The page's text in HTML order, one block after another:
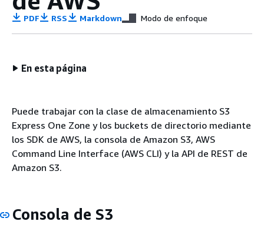
PDF RSS Markdown Modo de enfoque
En esta página
Puede trabajar con la clase de almacenamiento S3
Express One Zone y los buckets de directorio mediante
los SDK de AWS, la consola de Amazon S3, AWS
Command Line Interface (AWS CLI) y la API de REST de
Amazon S3.
Consola de S3